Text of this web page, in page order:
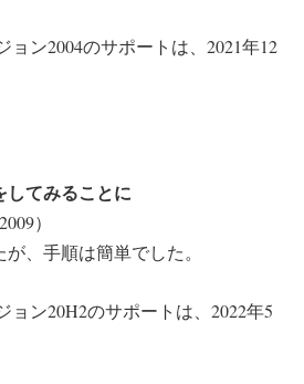
ョン2004のサポートは、2021年12
してみることに
）
、手順は簡単でした。
ョン20H2のサポートは、2022年5